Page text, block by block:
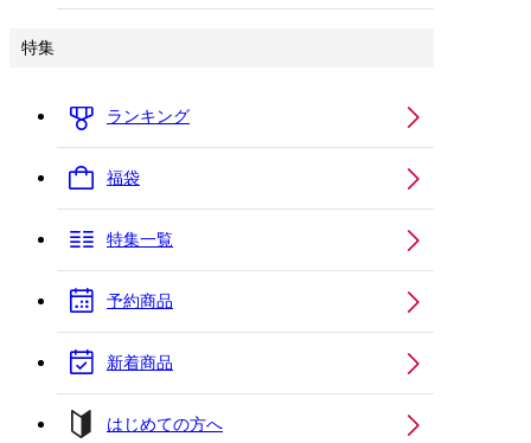
特集
ランキング
福袋
特集一覧
予約商品
新着商品
はじめての方へ